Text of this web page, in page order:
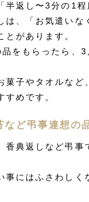
半返し〜3分の1程
は、「お気遣いな
とがあります。
品をもらったら、
菓子やタオルなど、
すめです。
など弔事連想の
香典返しなど弔事
事にはふさわしく